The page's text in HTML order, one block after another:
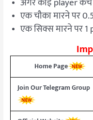
एक चौका मारने पर
एक सिक्स मारने पर 1
Home Page
Join Our Telegram Group